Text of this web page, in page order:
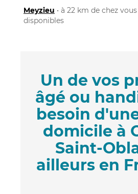
Meyzieu • à 22 km de chez
disponibles
Un de vos
âgé ou
besoin
domicile à
Saint-
ailleurs en